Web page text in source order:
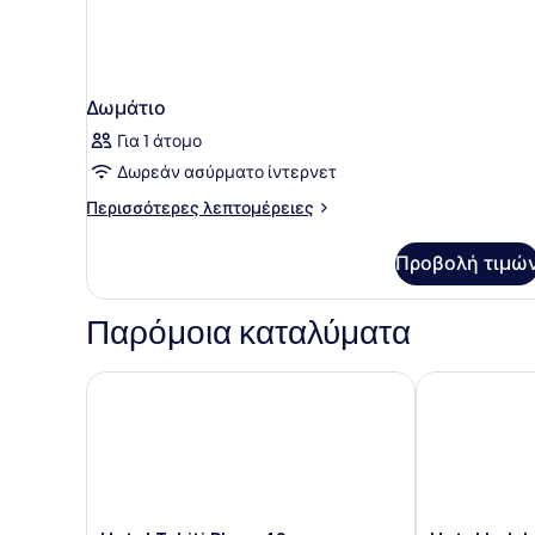
Δωμάτιο
Για 1 άτομο
Δωρεάν ασύρματο ίντερνετ
Περισσότερες λεπτομέρειες
Περισσότερες
Προβολή
Παρόμοια καταλύματα
Hotel Tahiti Playa 4S Hotel Indalo